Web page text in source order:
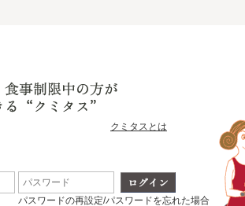
クミタスとは
パスワードの再設定/パスワードを忘れた場合